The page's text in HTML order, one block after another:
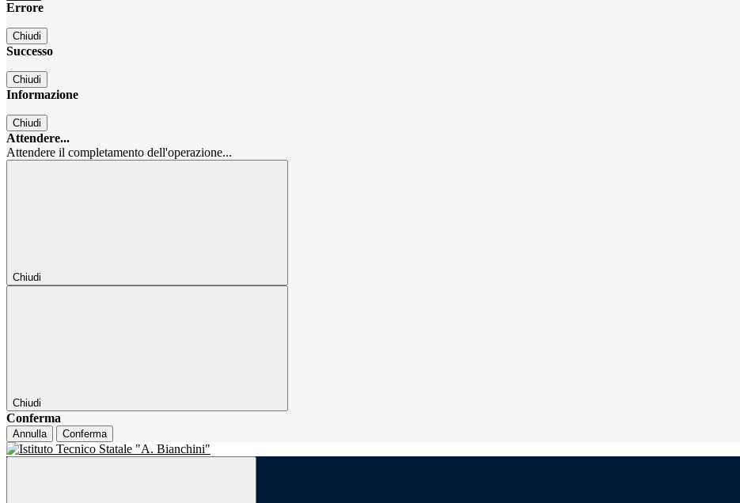
Errore
Chiudi
Successo
Chiudi
Informazione
Chiudi
Attendere...
Attendere il completamento dell'operazione...
Chiudi
Chiudi
Conferma
Annulla Conferma